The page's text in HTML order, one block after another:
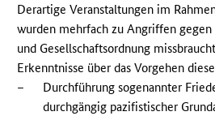
Derartige Veranstaltungen im
wurden mehrfach zu Angriffen
und Gesellschaftsordnung
Erkenntnisse über das Vorgehen
–
Durchführung sogenannter
durchgängig pazifistischer